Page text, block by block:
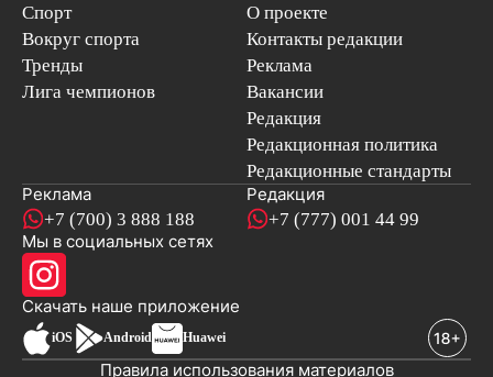
Спорт
Вокруг спорта
Тренды
Лига чемпионов
О проекте
Контакты редакции
Реклама
Вакансии
Редакция
Редакционная политика
Редакционные стандарты
Реклама
+7 (700) 3 888 188
Редакция
+7 (777) 001 44 99
Мы в социальных сетях
Скачать наше приложениеновостей
iOS Android Huawei
Правила использования материалов